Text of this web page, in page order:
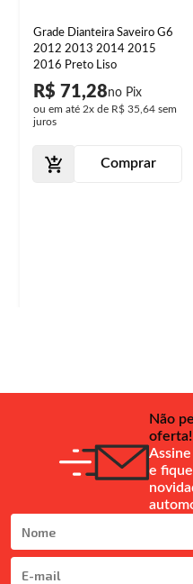
Grade Dianteira Saveiro G6
2012 2013 2014 2015
2016 Preto Liso
R$ 71,28
ou em até 2x de R$ 35,64 sem
juros
Comprar
Não
oferta!
e